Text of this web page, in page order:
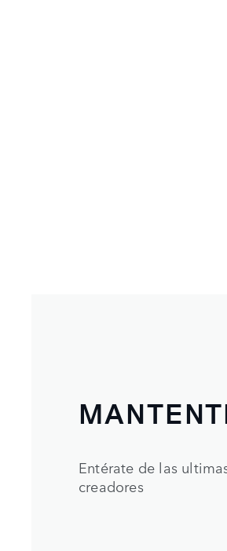
Entérate de las
creadores